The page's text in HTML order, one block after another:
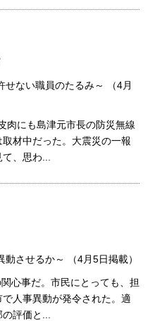
ない職員のたるみ～ （4月
肉にも島津元市長の防災無線
材中だった。大震災の一報
、思わ...
させるか～ （4月5日掲載）
心事だ。市民にとっても、担
人事異動が発令された。適
評価と...